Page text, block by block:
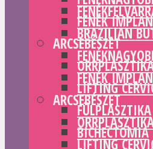
FENÉK
ARCSEBÉSZET
LIFTING
FÜLPLASZTIKA
BICHECTOMIA
BRAZILIAN
FENÉK
ARCSEBÉSZET
LIFTING